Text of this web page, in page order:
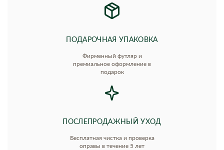
ПОДАРОЧНАЯ УПАКОВКА
Фирменный футляр и
премиальное оформление в
подарок
ПОСЛЕПРОДАЖНЫЙ УХОД
Бесплатная чистка и проверка
оправы в течение 5 лет